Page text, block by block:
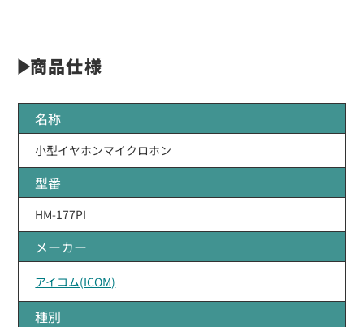
商品仕様
名称
小型イヤホンマイクロホン
型番
HM-177PI
メーカー
アイコム(ICOM)
種別